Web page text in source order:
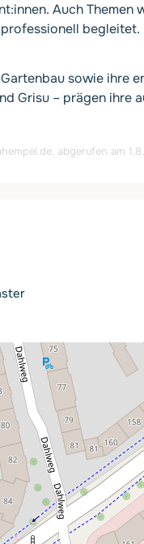
Auch Themen
begleitet.
sowie ihre
Grisu – prägen ihre
, abgerufen am